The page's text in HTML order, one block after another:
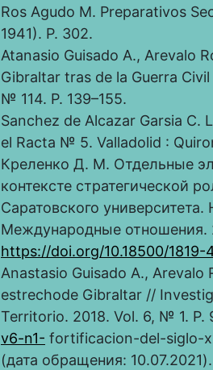
Ros Agudo M. Preparativos
1941). P. 302.
Atanasio Guisado A., Arevalo
Gibraltar tras de la Guerra
№ 114. P. 139–155.
Sanchez de Alcazar Garsia C.
el Racta № 5. Valladolid :
Креленко Д. М. Отдельные
контексте стратегической
Саратовского
Международные отношения.
https://doi.org/10.18500/
Anastasio Guisado A.,
estrechode Gibraltar //
Territorio. 2018. Vol. 6, № 1. P.
v6-n1- fortificacion-del-siglo-
(дата обращения: 10.07.2021).